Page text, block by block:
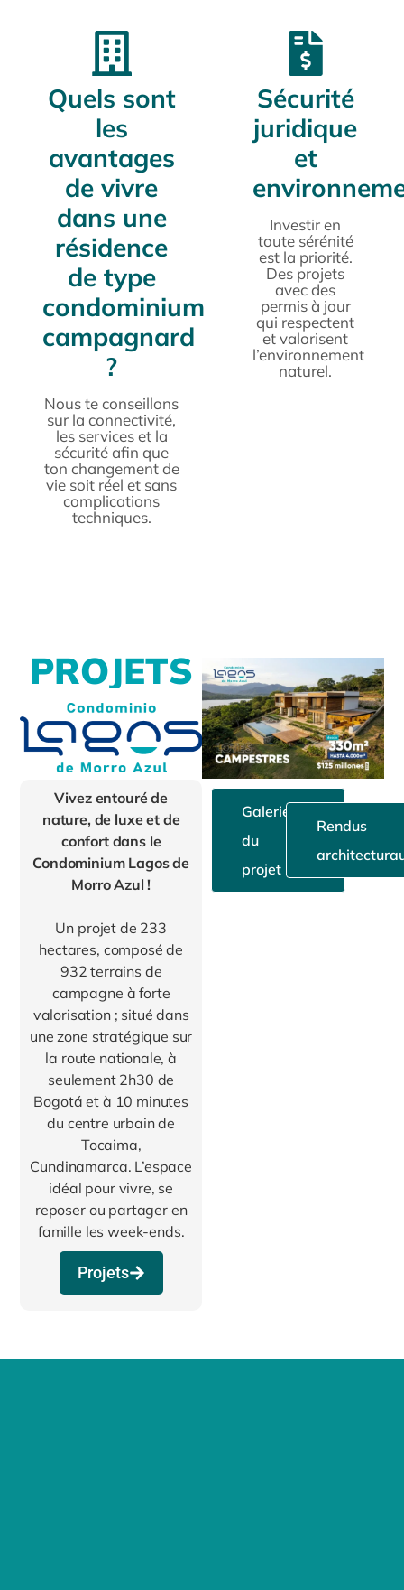
Quels sont
les
avantages
de vivre
dans une
résidence
de type
condominium
campagnard
?
Nous te conseillons
sur la connectivité,
les services et la
sécurité afin que
ton changement de
vie soit réel et sans
complications
techniques.
Sécurité
juridique
et
Investir en
toute sérénité
est la priorité.
Des projets
avec des
permis à jour
qui respectent
et valorisent
l’environnement
naturel.
PROJETS
Vivez entouré de
nature, de luxe et de
confort dans le
Condominium Lagos de
Morro Azul !
Un projet de 233
hectares, composé de
932 terrains de
campagne à forte
valorisation ; situé dans
une zone stratégique sur
la route nationale, à
seulement 2h30 de
Bogotá et à 10 minutes
du centre urbain de
Tocaima,
Cundinamarca. L’espace
idéal pour vivre, se
reposer ou partager en
famille les week-ends.
Projets
Galerie
du
projet
Rendus